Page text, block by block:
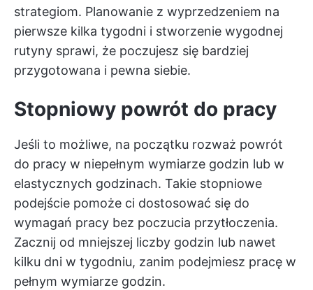
strategiom. Planowanie z wyprzedzeniem na
pierwsze kilka tygodni i stworzenie wygodnej
rutyny sprawi, że poczujesz się bardziej
przygotowana i pewna siebie.
Stopniowy powrót do pracy
Jeśli to możliwe, na początku rozważ powrót
do pracy w niepełnym wymiarze godzin lub w
elastycznych godzinach. Takie stopniowe
podejście pomoże ci dostosować się do
wymagań pracy bez poczucia przytłoczenia.
Zacznij od mniejszej liczby godzin lub nawet
kilku dni w tygodniu, zanim podejmiesz pracę w
pełnym wymiarze godzin.